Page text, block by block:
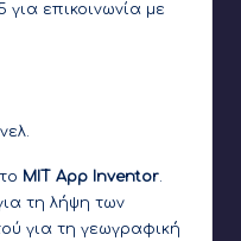
επικοινωνία με
MIT App Inventor.
τη λήψη των
για τη γεωγραφική